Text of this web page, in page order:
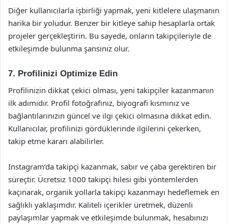
Diğer kullanıcılarla işbirliği yapmak, yeni kitlelere ulaşmanın
harika bir yoludur. Benzer bir kitleye sahip hesaplarla ortak
projeler gerçekleştirin. Bu sayede, onların takipçileriyle de
etkileşimde bulunma şansınız olur.
7. Profilinizi Optimize Edin
Profilinizin dikkat çekici olması, yeni takipçiler kazanmanın
ilk adımıdır. Profil fotoğrafınız, biyografi kısmınız ve
bağlantılarınızın güncel ve ilgi çekici olmasına dikkat edin.
Kullanıcılar, profilinizi gördüklerinde ilgilerini çekerken,
takip etme kararı alabilirler.
Instagram’da takipçi kazanmak, sabır ve çaba gerektiren bir
süreçtir. Ücretsiz 1000 takipçi hilesi gibi yöntemlerden
kaçınarak, organik yollarla takipçi kazanmayı hedeflemek en
sağlıklı yaklaşımdır. Kaliteli içerikler üretmek, düzenli
paylaşımlar yapmak ve etkileşimde bulunmak, hesabınızı